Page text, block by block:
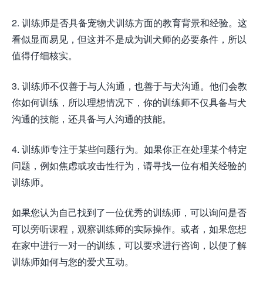
2. 训练师是否具备宠物犬训练方面的教育背景和经验。这
看似显而易见，但这并不是成为训犬师的必要条件，所以
值得仔细核实。
3. 训练师不仅善于与人沟通，也善于与犬沟通。他们会教
你如何训练，所以理想情况下，你的训练师不仅具备与犬
沟通的技能，还具备与人沟通的技能。
4. 训练师专注于某些问题行为。如果你正在处理某个特定
问题，例如焦虑或攻击性行为，请寻找一位有相关经验的
训练师。
如果您认为自己找到了一位优秀的训练师，可以询问是否
可以旁听课程，观察训练师的实际操作。或者，如果您想
在家中进行一对一的训练，可以要求进行咨询，以便了解
训练师如何与您的爱犬互动。